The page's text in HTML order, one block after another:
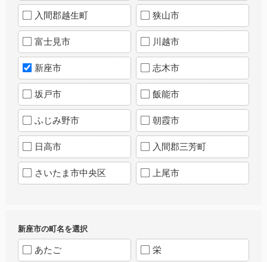
入間郡越生町 狭山市
富士見市 川越市
新座市 志木市
坂戸市 飯能市
ふじみ野市 朝霞市
日高市 入間郡三芳町
さいたま市中央区 上尾市
新座市の町名を選択
あたご 栄